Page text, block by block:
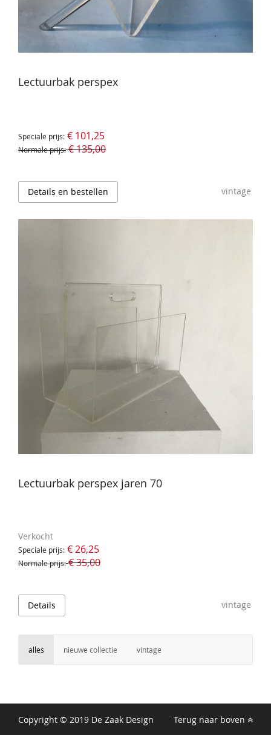
Lectuurbak perspex
Speciale prijs € 101,25
Normale prijs € 135,00
Details en bestellen vintage
Lectuurbak perspex jaren 70
Verkocht
Speciale prijs € 26,25
Normale prijs € 35,00
Details vintage
alles nieuwe collectie vintage
Copyright © 2019 De Zaak Design Terug naar boven